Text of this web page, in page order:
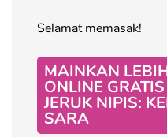
Selamat memasak!
MAINKAN
ONLINE
JERUK NIPIS:
SARA